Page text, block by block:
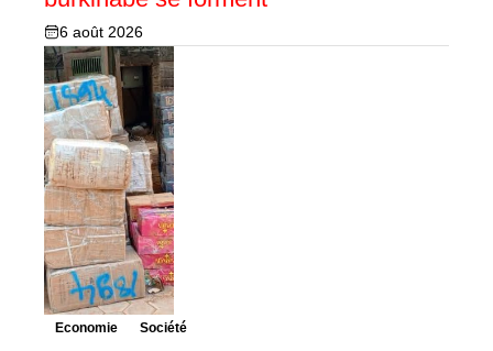
6 août 2026
Economie Société